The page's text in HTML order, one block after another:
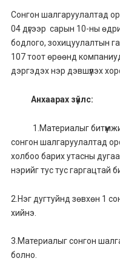
Сонгон шалгаруулалтад
04 дүгээр сарын 10-ны
бодлого, зохицуулалтын
107 тоот өрөөнд
дэргэдэх нэр дэвшүүлэх
Анхаарах зүйлс:
1.Материалыг
сонгон шалгаруулалтад
холбоо барих утасны
нэрийг тус тус гаргацтай
2.Нэг дугтуйнд зөвхөн 1
хийнэ.
3.Материалыг сонгон
болно.